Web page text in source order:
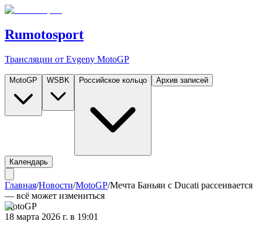
Rumotosport
Трансляции от Evgeny MotoGP
MotoGP WSBK Российское кольцо Архив записей
Календарь
Главная/Новости/MotoGP/Мечта Баньяи с Ducati рассеивается
— всё может измениться
MotoGP
18 марта 2026 г. в 19:01